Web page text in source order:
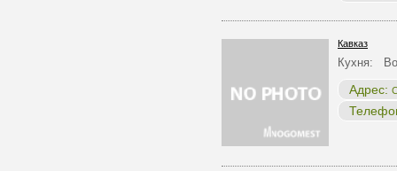
Кавказ
Кухня:
Адрес: